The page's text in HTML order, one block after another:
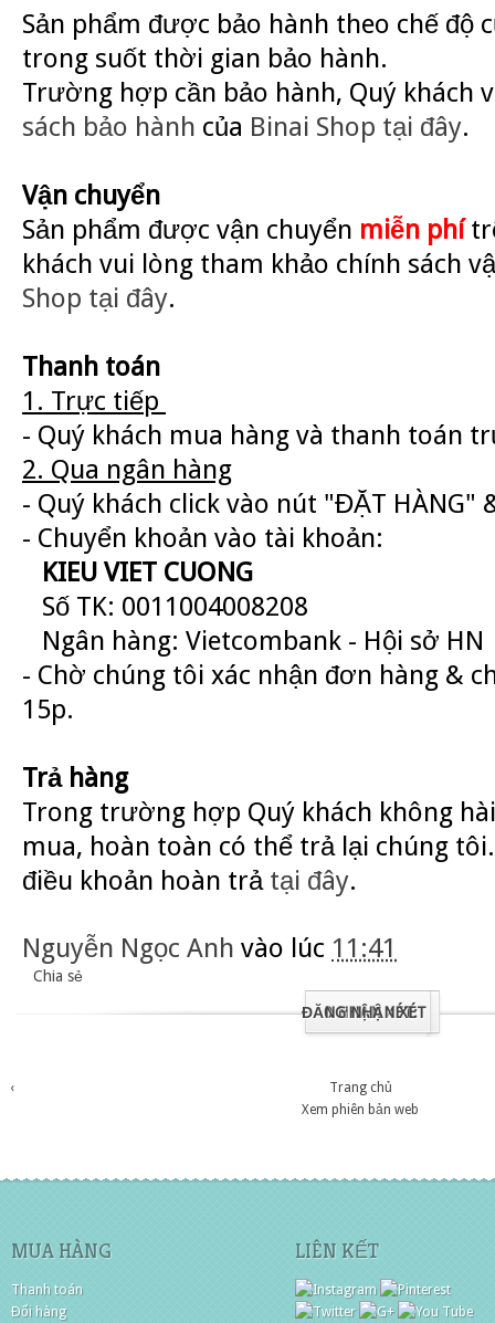
Sản phẩm được bảo hành theo chế độ
trong suốt thời gian bảo hành.
Trường hợp cần bảo hành, Quý khách
sách bảo hành của Binai Shop tại đây.
Vận chuyển
Sản phẩm được vận chuyển miễn phí
khách vui lòng tham khảo chính sách
Shop tại đây.
Thanh toán
1. Trực tiếp
- Quý khách mua hàng và thanh toán
2. Qua ngân hàng
- Quý khách click vào nút "ĐẶT HÀNG"
- Chuyển khoản vào tài khoản:
KIEU VIET CUONG
Số TK: 0011004008208
Ngân hàng: Vietcombank - Hội sở HN
- Chờ chúng tôi xác nhận đơn hàng &
15p.
Trả hàng
Trong trường hợp Quý khách không
mua, hoàn toàn có thể trả lại chúng
điều khoản hoàn trả tại đây.
Nguyễn Ngọc Anh vào lúc 11:41
Chia sẻ
0 NHẬN XÉT:
ĐĂNG NHẬN XÉT
‹
Trang chủ
Xem phiên bản web
MUA HÀNG
Thanh toán
Đổi hàng
LIÊN KẾT